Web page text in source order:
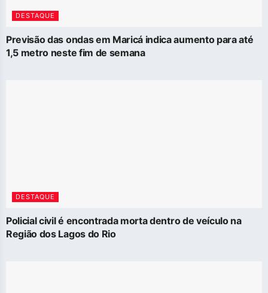
DESTAQUE
Previsão das ondas em Maricá indica aumento para até
1,5 metro neste fim de semana
DESTAQUE
Policial civil é encontrada morta dentro de veículo na
Região dos Lagos do Rio